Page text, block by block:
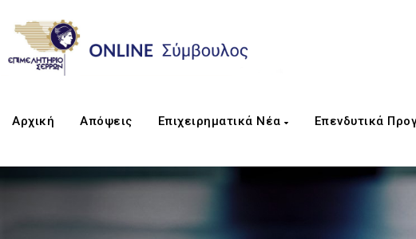
Αρχική Απόψεις Επιχειρηματικά Νέα Επενδυτικά